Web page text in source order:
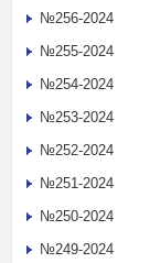
№256-2024
№255-2024
№254-2024
№253-2024
№252-2024
№251-2024
№250-2024
№249-2024